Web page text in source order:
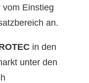
vom Einstieg
an.
in den
unter den